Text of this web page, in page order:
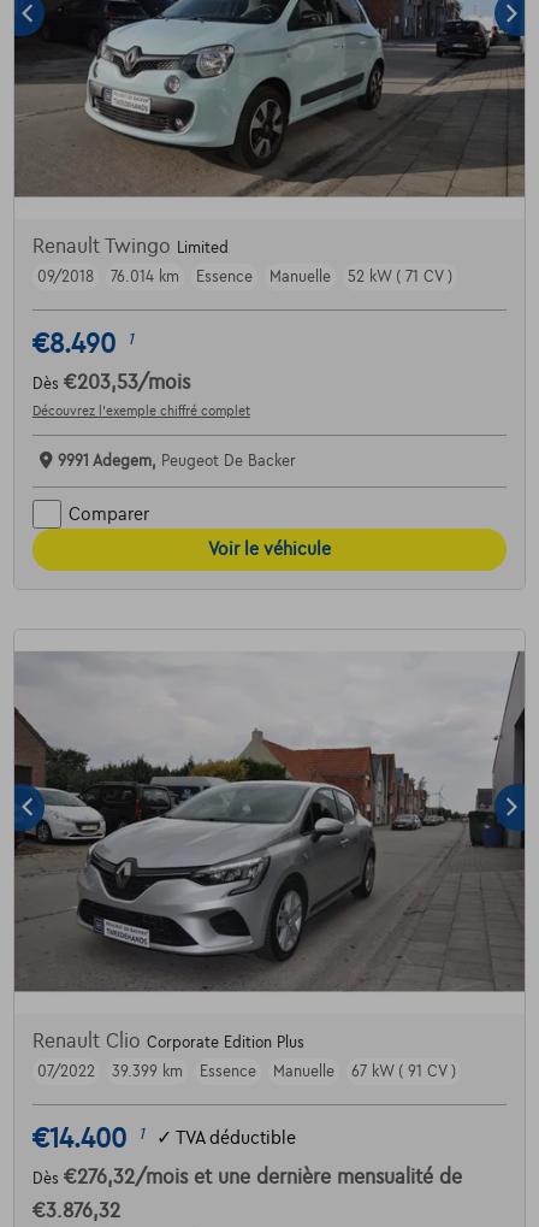
Renault Twingo Limited
09/2018
76.014 km Essence Manuelle 52 kW ( 71 CV )
€8.490 1
Dès €203,53/mois
Découvrez l’exemple chiffré complet
9991 Adegem, Peugeot De Backer
Comparer
Voir le véhicule
Renault Clio Corporate Edition Plus
07/2022
39.399 km Essence Manuelle 67 kW ( 91 CV )
€14.400 1 ✓ TVA déductible
Dès €276,32/mois et une dernière mensualité de
€3.876,32